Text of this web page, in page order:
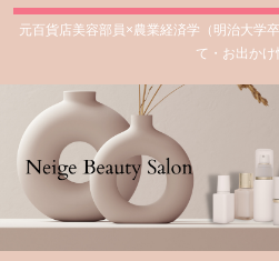
元百貨店美容部員×農業経済学（明治大学
て・お出かけ